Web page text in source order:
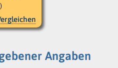
Angaben